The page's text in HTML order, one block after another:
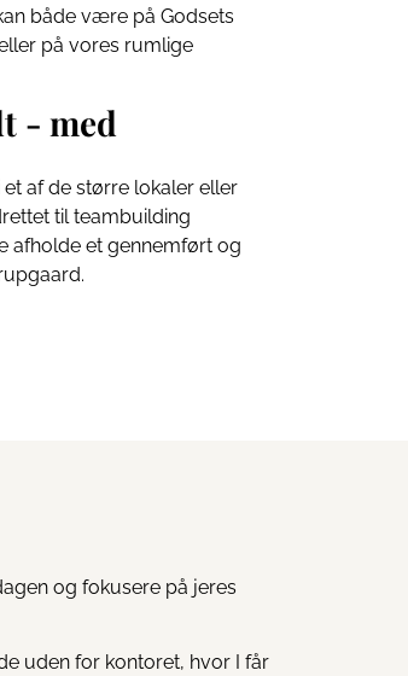
både være på Godsets
på vores rumlige
- med
af de større lokaler eller
til teambuilding
afholde et gennemført og
og fokusere på jeres
uden for kontoret, hvor I får